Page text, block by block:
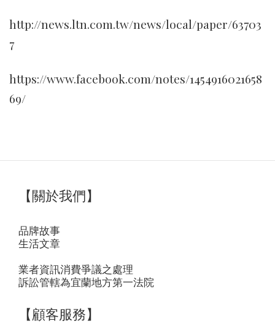
http://news.ltn.com.tw/news/local/paper/63703
7
https://www.facebook.com/notes/1454916021658
69/
【關於我們】
品牌故事
生活文章
業者資訊消費爭議之處理
訴訟管轄為宜蘭地方第一法院
【顧客服務】